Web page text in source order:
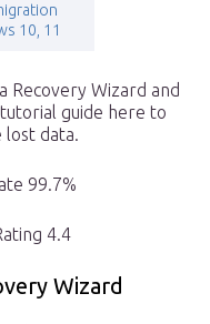
10, 11
Recovery Wizard and
guide here to
lost data.
99.7%
4.4
Wizard